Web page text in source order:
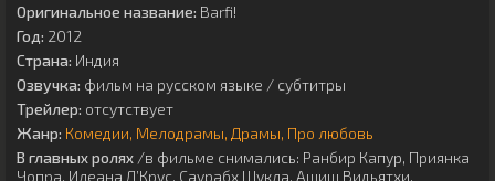
Оригинальное название: Barfi!
Год: 2012
Страна: Индия
Озвучка: фильм на русском языке / субтитры
Трейлер: отсутствует
Жанр: Комедии Мелодрамы Драмы Про любовь
В главных ролях /в фильме снимались: Ранбир Капур, Приянка
Чопра, Илеана Д’Крус, Саурабх Шукла, Ашиш Видьятхи,